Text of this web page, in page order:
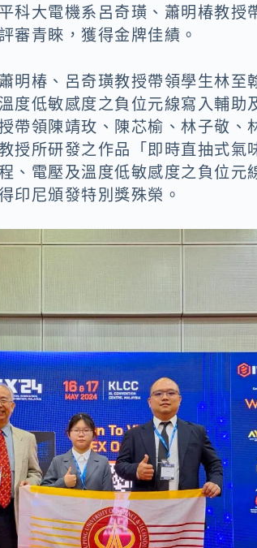
科大電機系呂奇璜、蕭明椿教授
審青睞，獲得金牌佳績。
明椿、呂奇璜教授帶領學生林至
度低敏感度之負位元線寫入輔助
帶領陳靖玫、陳芯榆、林子敬、
授所研發之作品「即時直抽式氣
、電壓及溫度低敏感度之負位元
印尼頒發特別獎殊榮。